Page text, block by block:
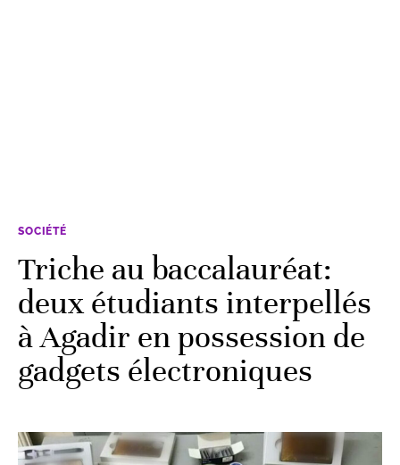
SOCIÉTÉ
Triche au baccalauréat:
deux étudiants interpellés
à Agadir en possession de
gadgets électroniques